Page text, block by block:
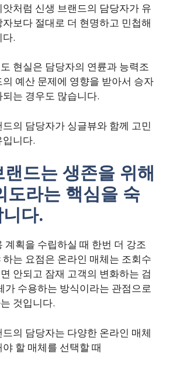
처럼 신생 브랜드의 담당자가 유
보다 절대로 더 현명하고 민첩해
.
현실은 담당자의 연륜과 능력조
예산 문제에 영향을 받아서 승자
는 경우도 많습니다.
의 담당자가 싱글뷰와 함께 고민
니다.
드는 생존을 위해
도라는 핵심을 숙
다.
계획을 수립하실 때 한번 더 강조
는 요점은 온라인 매체는 조회수
안되고 잠재 고객의 변화하는 검
가 수용하는 방식이라는 관점으로
것입니다.
의 담당자는 다양한 온라인 매체
할 매체를 선택할 때